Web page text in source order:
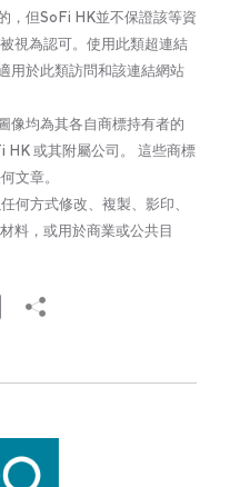
，但SoFi HK並不保證該等資
視為認可。使用此類超連結
用於此類訪問和該連結網站
像均為其各自商標持有者的
HK 或其附屬公司。 這些商標
文章。
何方式修改、複製、影印、
料，或用於商業或公共目
Copy